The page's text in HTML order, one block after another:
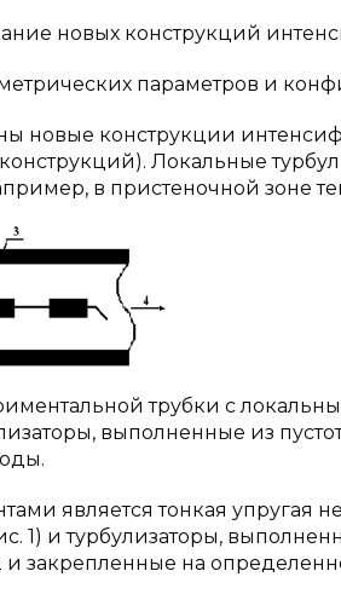
новых конструкций
параметров и
новые конструкции
Локальные
в пристеночной зоне
трубки с
выполненные из
является тонкая упругая
1) и турбулизаторы,
закрепленные на